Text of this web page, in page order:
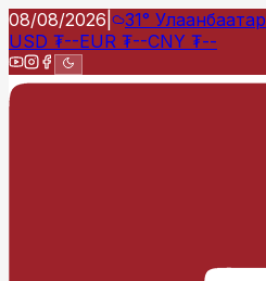
08/08/2026 31° Улаанбаатар
USD ₮--EUR ₮--CNY ₮--